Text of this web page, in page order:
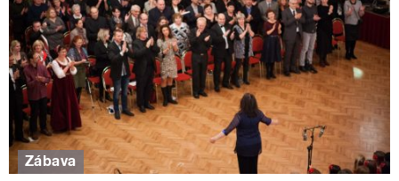
Zábava